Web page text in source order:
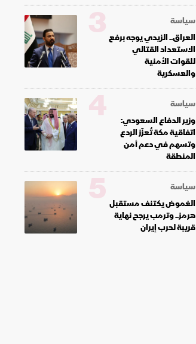
سياسة
العراق.. الزيدي يوجه برفع
الاستعداد القتالي
للقوات الأمنية
والعسكرية
3
سياسة
وزير الدفاع السعودي:
اتفاقية مكة تُعزّز الردع
وتسهم في دعم أمن
المنطقة
4
سياسة
الغموض يكتنف مستقبل
هرمز.. وترمب يرجح نهاية
قريبة لحرب إيران
5